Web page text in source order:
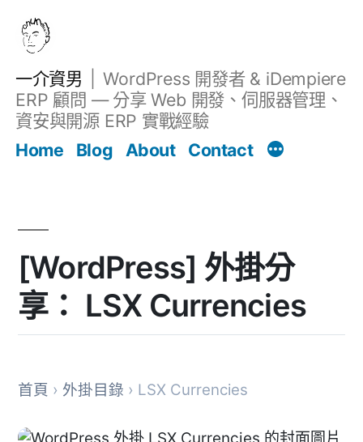
一介資男
WordPress 開發者 & iDempiere
ERP 顧問 — 分享 Web 開發、伺服器管理、
資安與開源 ERP 實戰經驗
Home
Blog About Contact
[WordPress] 外掛分
享： LSX Currencies
首頁 › 外掛目錄 › LSX Currencies
文章